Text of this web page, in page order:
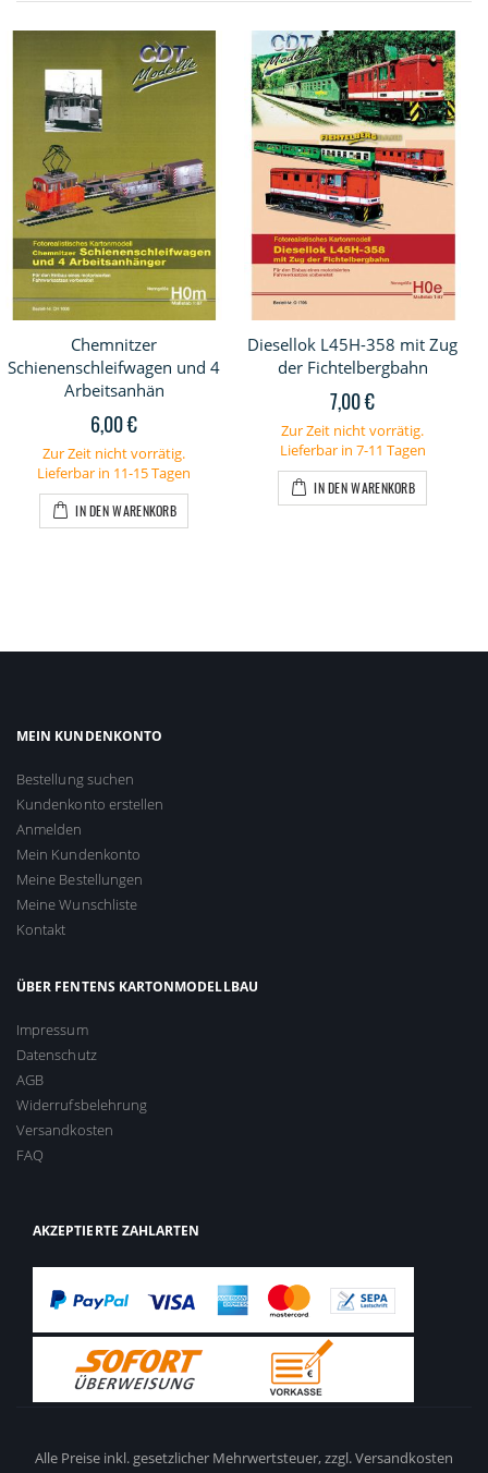
Chemnitzer
Schienenschleifwagen und 4
Arbeitsanhän
6,00 €
Zur Zeit nicht vorrätig.
Lieferbar in 11-15 Tagen
IN DEN WARENKORB
Diesellok L45H-358 mit Zug
der Fichtelbergbahn
7,00 €
Zur Zeit nicht vorrätig.
Lieferbar in 7-11 Tagen
IN DEN WARENKORB
MEIN KUNDENKONTO
Bestellung suchen
Kundenkonto erstellen
Anmelden
Mein Kundenkonto
Meine Bestellungen
Meine Wunschliste
Kontakt
ÜBER FENTENS KARTONMODELLBAU
Impressum
Datenschutz
AGB
Widerrufsbelehrung
Versandkosten
FAQ
AKZEPTIERTE ZAHLARTEN
Alle Preise inkl. gesetzlicher Mehrwertsteuer,zzgl. Versandkosten